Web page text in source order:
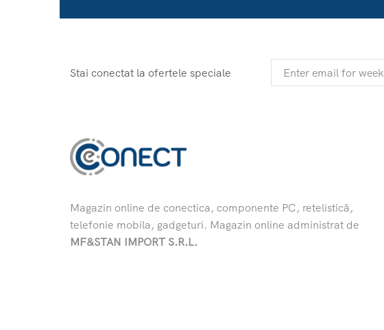
Stai conectat la ofertele speciale
Magazin online de conectica, componente PC, retelistică,
telefonie mobila, gadgeturi. Magazin online administrat de
MF&STAN IMPORT S.R.L.